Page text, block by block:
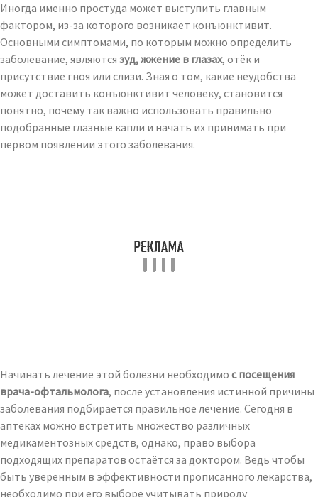
Иногда именно простуда может выступить главным
фактором, из-за которого возникает конъюнктивит.
Основными симптомами, по которым можно определить
заболевание, являются зуд, жжение в глазах, отёк и
присутствие гноя или слизи. Зная о том, какие неудобства
может доставить конъюнктивит человеку, становится
понятно, почему так важно использовать правильно
подобранные глазные капли и начать их принимать при
первом появлении этого заболевания.
Начинать лечение этой болезни необходимо с посещения
врача-офтальмолога, после установления истинной причины
заболевания подбирается правильное лечение. Сегодня в
аптеках можно встретить множество различных
медикаментозных средств, однако, право выбора
подходящих препаратов остаётся за доктором. Ведь чтобы
быть уверенным в эффективности прописанного лекарства,
необходимо при его выборе учитывать природу